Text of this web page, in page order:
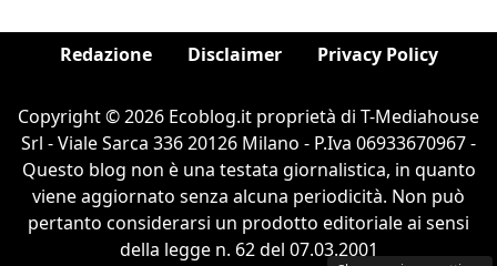
Redazione Disclaimer Privacy Policy
Copyright © 2026 Ecoblog.it proprietà di T-Mediahouse
Srl - Viale Sarca 336 20126 Milano - P.Iva 06933670967 -
Questo blog non è una testata giornalistica, in quanto
viene aggiornato senza alcuna periodicità. Non può
pertanto considerarsi un prodotto editoriale ai sensi
della legge n. 62 del 07.03.2001